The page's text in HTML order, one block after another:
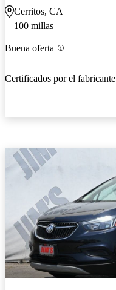
Cerritos, CA
100 millas
Buena oferta
Certificados por el fabricante